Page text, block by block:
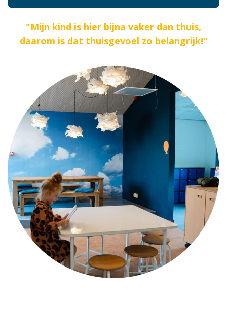
"Mijn kind is hier bijna vaker dan thuis,
daarom is dat thuisgevoel zo belangrijk!"